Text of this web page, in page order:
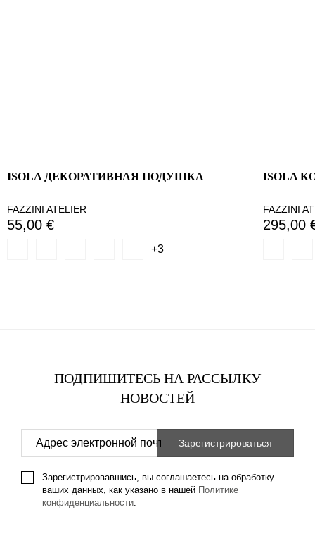
ISOLA ДЕКОРАТИВНАЯ ПОДУШКА
FAZZINI ATELIER
55,00 €
+3
ISOLA
FAZZINI
295,00
ПОДПИШИТЕСЬ НА РАССЫЛКУ
НОВОСТЕЙ
Зарегистрировавшись, вы соглашаетесь на обработку
ваших данных, как указано в нашей Политике
конфиденциальности.